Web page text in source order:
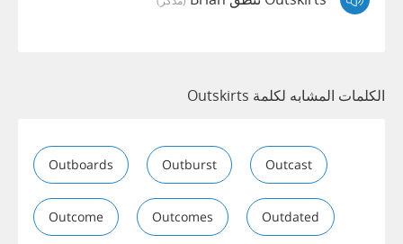
الكلمات المشابه لكلمة Outskirts
Outboards Outburst Outcast
Outcome Outcomes Outdated